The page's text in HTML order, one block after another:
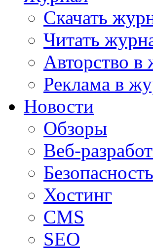
Скачать
Читать
Авторство в
Реклама в
Новости
Обзоры
Веб-
Безопасность
Хостинг
CMS
SEO